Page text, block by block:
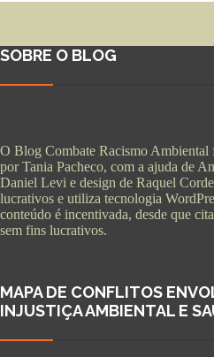
SOBRE O BLOG
O Blog Combate Racismo Ambiental
por Tania Pacheco, com a ajuda de
Daniel Levi e design de Raquel
lucrativos e utiliza tecnologia
conteúdo é incentivada, desde que
sem fins lucrativos.
MAPA DE CONFLITOS
INJUSTIÇA AMBIENTAL E